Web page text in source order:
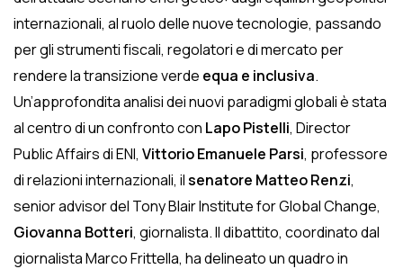
internazionali, al ruolo delle nuove tecnologie, passando
per gli strumenti fiscali, regolatori e di mercato per
rendere la transizione verde equa e inclusiva.
Un’approfondita analisi dei nuovi paradigmi globali è stata
al centro di un confronto con Lapo Pistelli, Director
Public Affairs di ENI, Vittorio Emanuele Parsi, professore
di relazioni internazionali, ilsenatore Matteo Renzi,
senior advisor del Tony Blair Institute for Global Change,
Giovanna Botteri, giornalista. Il dibattito, coordinato dal
giornalista Marco Frittella, ha delineato un quadro in